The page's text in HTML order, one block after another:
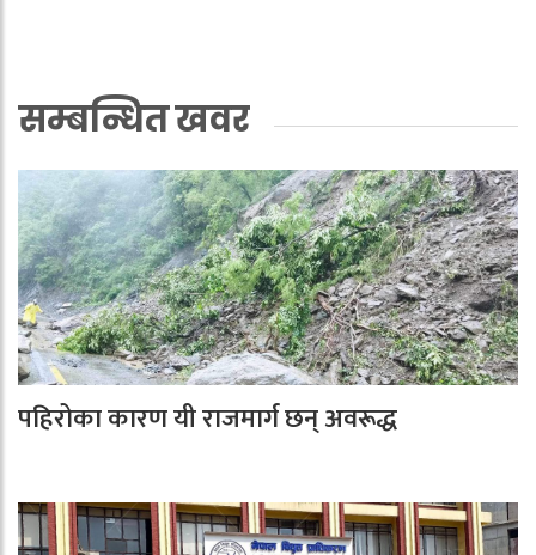
सम्बन्धित खवर
पहिरोका कारण यी राजमार्ग छन् अवरूद्ध